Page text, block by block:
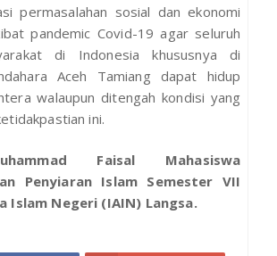
permasalahan sosial dan ekonomi
pandemic Covid-19 agar seluruh
di Indonesia khususnya di
Aceh Tamiang dapat hidup
walaupun ditengah kondisi yang
ini.
Faisal Mahasiswa
Penyiaran Islam Semester VII
Islam Negeri (IAIN) Langsa.